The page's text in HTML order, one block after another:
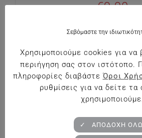
€9.90
Σεβόμαστε την
Χρησιμοποιούμε cookies για να
περιήγηση σας στον ιστότοπο.
πληροφορίες διαβάστε Όροι
ρυθμίσεις για να δείτε
✓ ΑΠΟΔΟΧΗ